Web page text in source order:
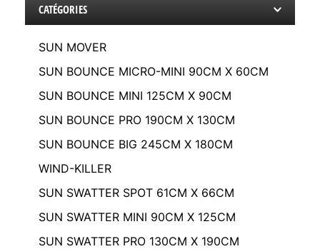
CATÉGORIES
SUN MOVER
SUN BOUNCE MICRO-MINI 90CM X 60CM
SUN BOUNCE MINI 125CM X 90CM
SUN BOUNCE PRO 190CM X 130CM
SUN BOUNCE BIG 245CM X 180CM
WIND-KILLER
SUN SWATTER SPOT 61CM X 66CM
SUN SWATTER MINI 90CM X 125CM
SUN SWATTER PRO 130CM X 190CM